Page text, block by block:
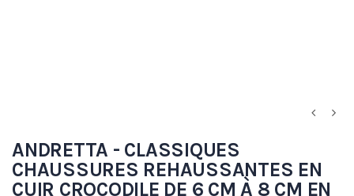
ANDRETTA - CLASSIQUES
CHAUSSURES REHAUSSANTES EN
CUIR CROCODILE DE 6 CM À 8 CM EN